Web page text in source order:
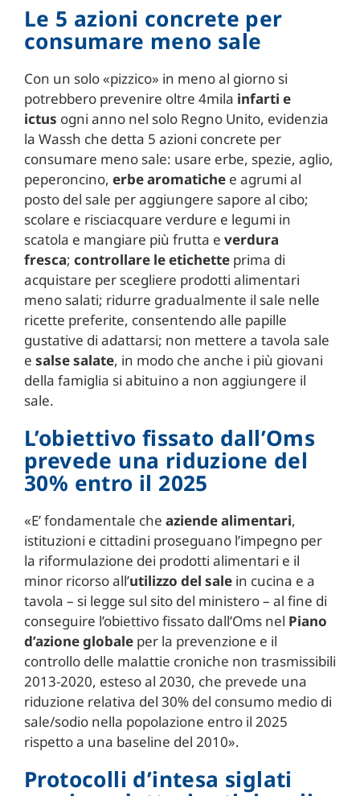
Le 5 azioni concrete per
consumare meno sale
Con un solo «pizzico» in meno al giorno si
potrebbero prevenire oltre 4mila infarti e
ictus ogni anno nel solo Regno Unito, evidenzia
la Wassh che detta 5 azioni concrete per
consumare meno sale: usare erbe, spezie, aglio,
peperoncino, erbe aromatichee agrumi al
posto del sale per aggiungere sapore al cibo;
scolare e risciacquare verdure e legumi in
scatola e mangiare più frutta e verdura
fresca; controllare le etichetteprima di
acquistare per scegliere prodotti alimentari
meno salati; ridurre gradualmente il sale nelle
ricette preferite, consentendo alle papille
gustative di adattarsi; non mettere a tavola sale
e salse salate, in modo che anche i più giovani
della famiglia si abituino a non aggiungere il
sale.
L’obiettivo fissato dall’Oms
prevede una riduzione del
30% entro il 2025
«E’ fondamentale che aziende alimentari,
istituzioni e cittadini proseguano l’impegno per
la riformulazione dei prodotti alimentari e il
minor ricorso all’utilizzo del salein cucina e a
tavola – si legge sul sito del ministero – al fine di
conseguire l’obiettivo fissato dall’Oms nel Piano
d’azione globaleper la prevenzione e il
controllo delle malattie croniche non trasmissibili
2013-2020, esteso al 2030, che prevede una
riduzione relativa del 30% del consumo medio di
sale/sodio nella popolazione entro il 2025
rispetto a una baseline del 2010».
Protocolli d’intesa siglati